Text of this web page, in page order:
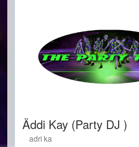
Äddi Kay (Party DJ )
adri ka